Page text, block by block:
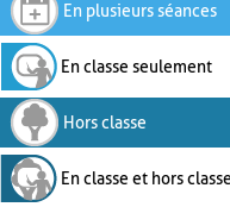
En plusieurs séances
En classe seulement
Hors classe
En classe et hors classe